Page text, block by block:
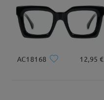
Ancho Total
131mm/ 5.16in
AC18168 12,95 €